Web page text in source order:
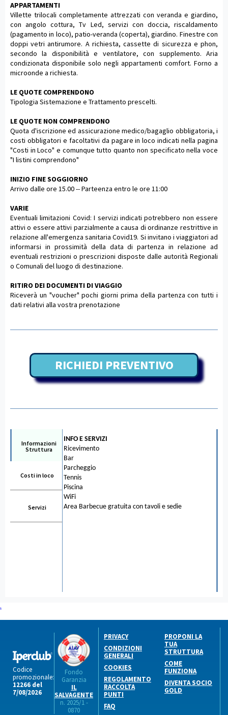
APPARTAMENTI
Villette trilocali completamente attrezzati con veranda e giardino,
con angolo cottura, Tv Led, servizi con doccia, riscaldamento
(pagamento in loco), patio-veranda (coperta), giardino. Finestre con
doppi vetri antirumore. A richiesta, cassette di sicurezza e phon,
secondo la disponibilità e ventilatore, con supplemento. Aria
condizionata disponibile solo negli appartamenti comfort. Forno a
microonde a richiesta.
LE QUOTE COMPRENDONO
Tipologia Sistemazione e Trattamento prescelti.
LE QUOTE NON COMPRENDONO
Quota d'iscrizione ed assicurazione medico/bagaglio obbligatoria, i
costi obbligatori e facoltativi da pagare in loco indicati nella pagina
"Costi in Loco" e comunque tutto quanto non specificato nella voce
"I listini comprendono"
INIZIO FINE SOGGIORNO
Arrivo dalle ore 15.00 -- Parteenza entro le ore 11:00
VARIE
Eventuali limitazioni Covid: I servizi indicati potrebbero non essere
attivi o essere attivi parzialmente a causa di ordinanze restrittive in
relazione all'emergenza sanitaria Covid19. Si invitano i viaggiatori ad
informarsi in prossimità della data di partenza in relazione ad
eventuali restrizioni o prescrizioni disposte dalle autorità Regionali
o Comunali del luogo di destinazione.
RITIRO DEI DOCUMENTI DI VIAGGIO
Riceverà un "voucher" pochi giorni prima della partenza con tutti i
dati relativi alla vostra prenotazione
RICHIEDI PREVENTIVO
Informazioni
Struttura
Costi in loco
Servizi
INFO E SERVIZI
Ricevimento
Bar
Parcheggio
Tennis
Piscina
WiFi
Area Barbecue gratuita con tavoli e sedie
.
Codice
promozionale:
12266 del
7/08/2026
Fondo
Garanzia
IL
SALVAGENTE
n. 2025/1 -
0870
PRIVACY
CONDIZIONI
GENERALI
COOKIES
REGOLAMENTO
RACCOLTA
PUNTI
FAQ
PROPONI LA
TUA
STRUTTURA
COME
FUNZIONA
DIVENTA SOCIO
GOLD